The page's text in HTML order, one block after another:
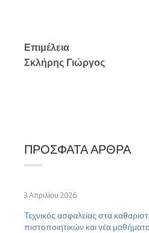
Επιμέλεια
Σκλήρης Γιώργος
ΠΡΌΣΦΑΤΑ ΆΡΘΡΑ
Τεχνικός ασφαλείας στα
πιστοποιητικών και νέα
3 Απριλίου 2026